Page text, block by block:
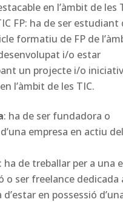
en l’àmbit de les
FP: ha de ser estudiant
formatiu de FP de
i/o estar
un projecte i/o
l’àmbit de les TIC.
: ha de ser fundadora o
empresa en actiu
: ha de treballar per a una
o ser freelance dedicada
en possessió